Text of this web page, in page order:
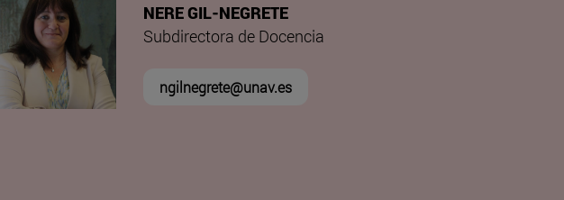
NERE GIL-NEGRETE
Subdirectora de Docencia
ngilnegrete@unav.es